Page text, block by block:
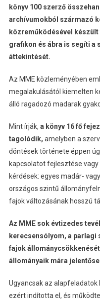
könyv 100 szerző
archívumokból származó
közreműködésével
grafikon és ábra is segíti a
áttekintését.
Az MME közleményében
megalakulásától kiemelten
álló ragadozó madarak
Mint írják, a könyv 16 fő
tagolódik, amelyben a
döntések története éppen
kapcsolatot fejlesztése
kérdések: egyes madár-
országos szintű
fajok változásának hosszú
Az MME sok évtizedes
kerecsensólyom, a parlagi
fajok
állományaik mára
Ugyancsak az
ezért indította el, és